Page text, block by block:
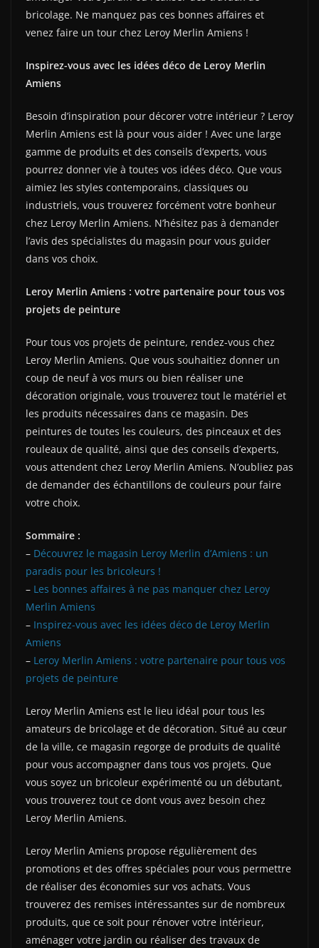
bricolage. Ne manquez pas ces bonnes affaires et
venez faire un tour chez Leroy Merlin Amiens !
Inspirez-vous avec les idées déco de Leroy Merlin
Amiens
Besoin d’inspiration pour décorer votre intérieur ? Leroy
Merlin Amiens est là pour vous aider ! Avec une large
gamme de produits et des conseils d’experts, vous
pourrez donner vie à toutes vos idées déco. Que vous
aimiez les styles contemporains, classiques ou
industriels, vous trouverez forcément votre bonheur
chez Leroy Merlin Amiens. N’hésitez pas à demander
l’avis des spécialistes du magasin pour vous guider
dans vos choix.
Leroy Merlin Amiens : votre partenaire pour tous vos
projets de peinture
Pour tous vos projets de peinture, rendez-vous chez
Leroy Merlin Amiens. Que vous souhaitiez donner un
coup de neuf à vos murs ou bien réaliser une
décoration originale, vous trouverez tout le matériel et
les produits nécessaires dans ce magasin. Des
peintures de toutes les couleurs, des pinceaux et des
rouleaux de qualité, ainsi que des conseils d’experts,
vous attendent chez Leroy Merlin Amiens. N’oubliez pas
de demander des échantillons de couleurs pour faire
votre choix.
Sommaire :
– Découvrez le magasin Leroy Merlin d’Amiens : un
paradis pour les bricoleurs !
– Les bonnes affaires à ne pas manquer chez Leroy
Merlin Amiens
– Inspirez-vous avec les idées déco de Leroy Merlin
Amiens
– Leroy Merlin Amiens : votre partenaire pour tous vos
projets de peinture
Leroy Merlin Amiens est le lieu idéal pour tous les
amateurs de bricolage et de décoration. Situé au cœur
de la ville, ce magasin regorge de produits de qualité
pour vous accompagner dans tous vos projets. Que
vous soyez un bricoleur expérimenté ou un débutant,
vous trouverez tout ce dont vous avez besoin chez
Leroy Merlin Amiens.
Leroy Merlin Amiens propose régulièrement des
promotions et des offres spéciales pour vous permettre
de réaliser des économies sur vos achats. Vous
trouverez des remises intéressantes sur de nombreux
produits, que ce soit pour rénover votre intérieur,
aménager votre jardin ou réaliser des travaux de